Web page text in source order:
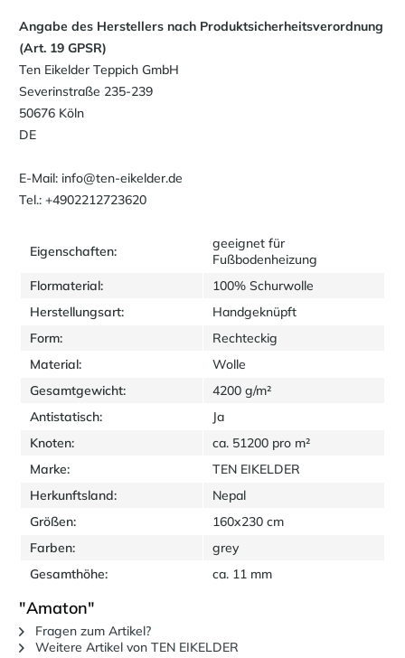
Angabe des Herstellers nach Produktsicherheitsverordnung
(Art. 19 GPSR)
Ten Eikelder Teppich GmbH
Severinstraße 235-239
50676 Köln
DE
E-Mail: info@ten-eikelder.de
Tel.: +4902212723620
Eigenschaften:
geeignet für
Fußbodenheizung
Flormaterial:
100% Schurwolle
Herstellungsart:
Handgeknüpft
Form:
Rechteckig
Material:
Wolle
Gesamtgewicht:
4200 g/m²
Antistatisch:
Ja
Knoten:
ca. 51200 pro m²
Marke:
TEN EIKELDER
Herkunftsland:
Nepal
Größen:
160x230 cm
Farben:
grey
Gesamthöhe:
ca. 11 mm
"Amaton"
Fragen zum Artikel?
Weitere Artikel von TEN EIKELDER